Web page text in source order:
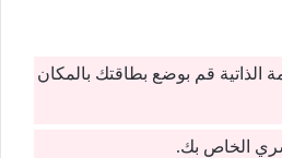
الذاتية قم بوضع بطاقتك بالمكان
الخاص بك.